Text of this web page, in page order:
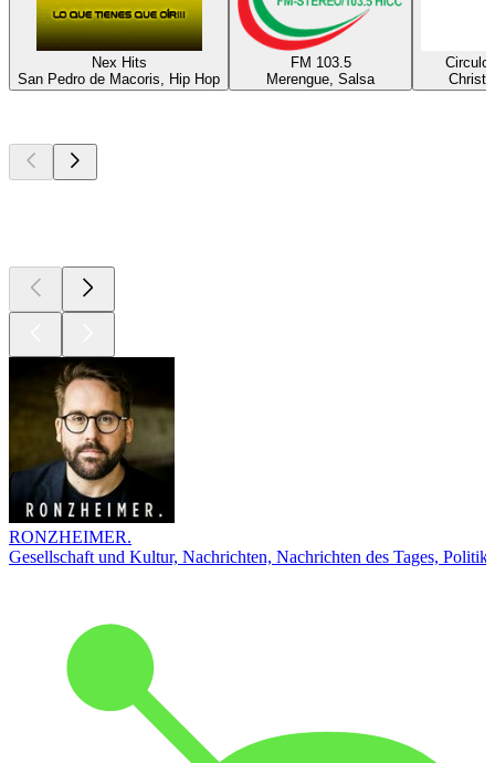
Nex Hits
San Pedro de Macoris, Hip Hop
FM 103.5
Merengue, Salsa
Circulo
RONZHEIMER.
Gesellschaft und Kultur, Nachrichten, Nachrichten des Tages, Politik